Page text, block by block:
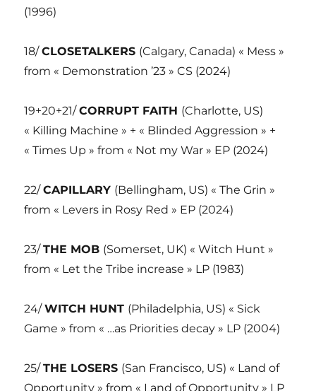
(1996)
18/CLOSETALKERS (Calgary, Canada) « Mess »
from « Demonstration ’23 » CS (2024)
19+20+21/CORRUPT FAITH (Charlotte, US)
« Killing Machine » + « Blinded Aggression » +
« Times Up » from « Not my War » EP (2024)
22/CAPILLARY (Bellingham, US) « The Grin »
from « Levers in Rosy Red » EP (2024)
23/THE MOB (Somerset, UK) « Witch Hunt »
from « Let the Tribe increase » LP (1983)
24/WITCH HUNT (Philadelphia, US) « Sick
Game » from « …as Priorities decay » LP (2004)
25/THE LOSERS (San Francisco, US) « Land of
Opportunity » from « Land of Opportunity » LP